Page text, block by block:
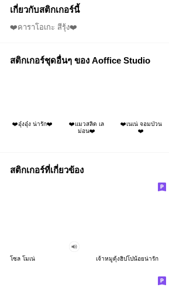
เกี่ยวกับสติกเกอร์นี้
❤️คาราโอเกะ สีรุ้ง❤️
สติกเกอร์ชุดอื่นๆ ของ Aoffice Studio
❤️อุ๋งอุ๋ง น่ารัก❤️
❤️แมวสลิด เล
ม่อน❤️
❤️เนเน่ จอมป่วน
❤️
สติกเกอร์ที่เกี่ยวข้อง
โซล โมเน่ เจ้าหมูดุ้งฮิปโปน้อยน่ารัก